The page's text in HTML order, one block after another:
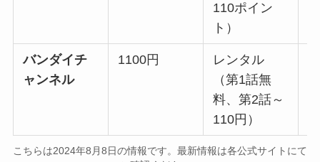
110ポイン
ト）
バンダイチ
ャンネル
1100円
レンタル
（第1話無
料、第2話～
110円）
こちらは2024年8月8日の情報です。最新情報は各公式サイトにて